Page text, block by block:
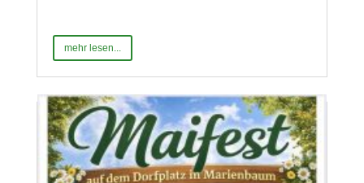
mehr lesen...